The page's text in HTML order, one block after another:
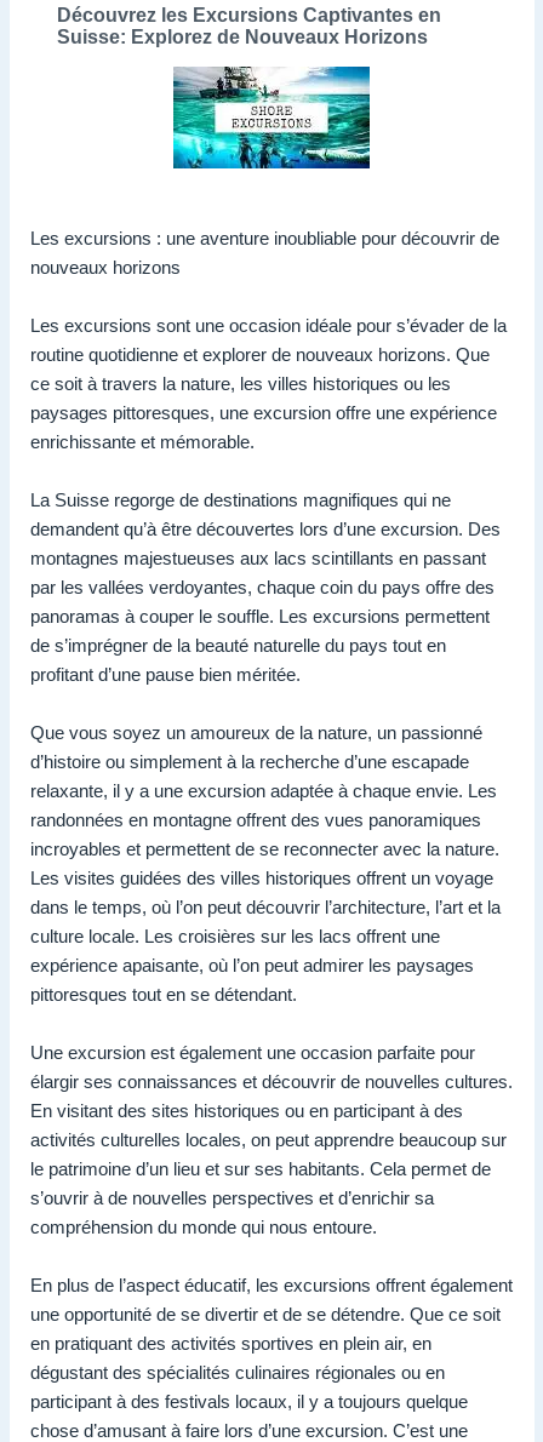
Découvrez les Excursions Captivantes en
Suisse: Explorez de Nouveaux Horizons
Les excursions : une aventure inoubliable pour découvrir de
nouveaux horizons
Les excursions sont une occasion idéale pour s’évader de la
routine quotidienne et explorer de nouveaux horizons. Que
ce soit à travers la nature, les villes historiques ou les
paysages pittoresques, une excursion offre une expérience
enrichissante et mémorable.
La Suisse regorge de destinations magnifiques qui ne
demandent qu’à être découvertes lors d’une excursion. Des
montagnes majestueuses aux lacs scintillants en passant
par les vallées verdoyantes, chaque coin du pays offre des
panoramas à couper le souffle. Les excursions permettent
de s’imprégner de la beauté naturelle du pays tout en
profitant d’une pause bien méritée.
Que vous soyez un amoureux de la nature, un passionné
d’histoire ou simplement à la recherche d’une escapade
relaxante, il y a une excursion adaptée à chaque envie. Les
randonnées en montagne offrent des vues panoramiques
incroyables et permettent de se reconnecter avec la nature.
Les visites guidées des villes historiques offrent un voyage
dans le temps, où l’on peut découvrir l’architecture, l’art et la
culture locale. Les croisières sur les lacs offrent une
expérience apaisante, où l’on peut admirer les paysages
pittoresques tout en se détendant.
Une excursion est également une occasion parfaite pour
élargir ses connaissances et découvrir de nouvelles cultures.
En visitant des sites historiques ou en participant à des
activités culturelles locales, on peut apprendre beaucoup sur
le patrimoine d’un lieu et sur ses habitants. Cela permet de
s’ouvrir à de nouvelles perspectives et d’enrichir sa
compréhension du monde qui nous entoure.
En plus de l’aspect éducatif, les excursions offrent également
une opportunité de se divertir et de se détendre. Que ce soit
en pratiquant des activités sportives en plein air, en
dégustant des spécialités culinaires régionales ou en
participant à des festivals locaux, il y a toujours quelque
chose d’amusant à faire lors d’une excursion. C’est une